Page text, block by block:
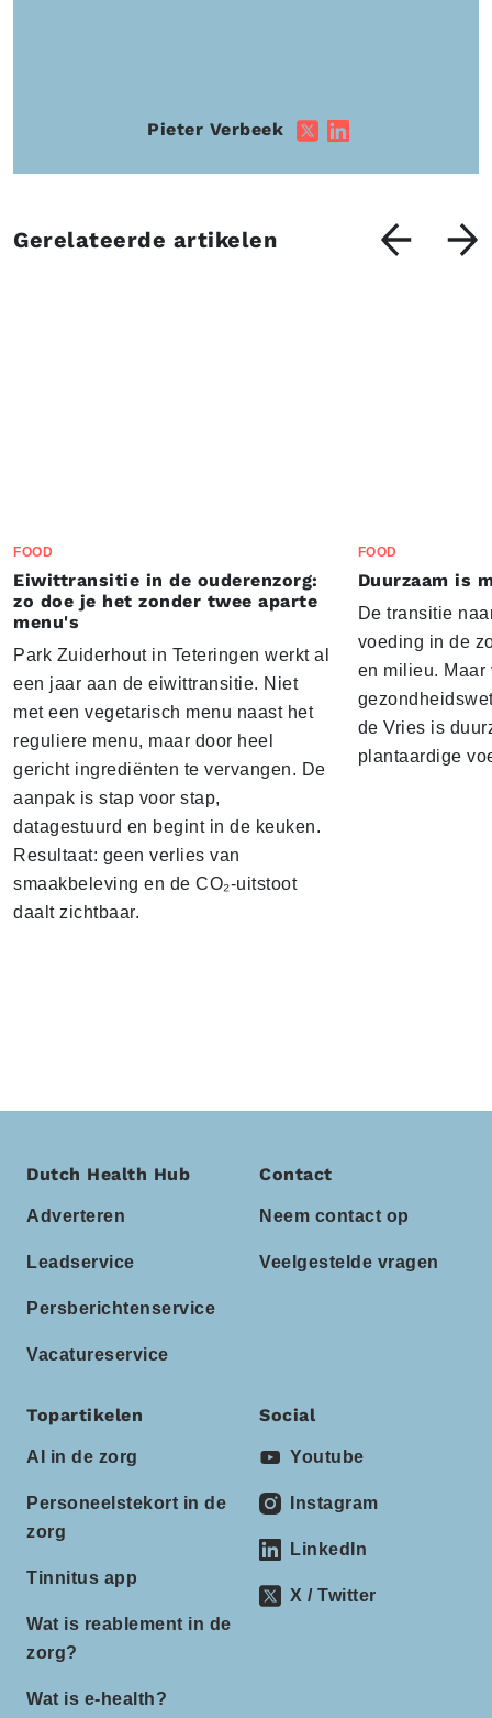
Pieter Verbeek
Gerelateerde artikelen
FOOD
Eiwittransitie in de ouderenzorg:
zo doe je het zonder twee aparte
menu's
Park Zuiderhout in Teteringen werkt al
een jaar aan de eiwittransitie. Niet
met een vegetarisch menu naast het
reguliere menu, maar door heel
gericht ingrediënten te vervangen. De
aanpak is stap voor stap,
datagestuurd en begint in de keuken.
Resultaat: geen verlies van
smaakbeleving en de CO₂-uitstoot
daalt zichtbaar.
FOOD
Duurzaam is
De transitie
voeding in de
en milieu. Maar
de Vries is
plantaardige
Dutch Health Hub
Adverteren
Leadservice
Persberichtenservice
Vacatureservice
Contact
Neem contact op
Veelgestelde vragen
Topartikelen
AI in de zorg
Personeelstekort in de
zorg
Tinnitus app
Wat is reablement in de
zorg?
Wat is e-health?
Social
Youtube
Instagram
LinkedIn
X / Twitter